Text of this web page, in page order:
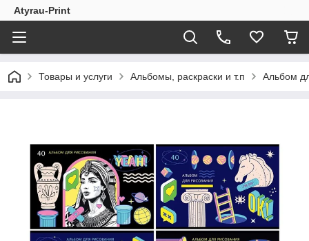
Atyrau-Print
Товары и услуги Альбомы, раскраски и т.п Альбом